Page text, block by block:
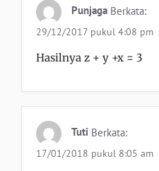
Punjaga Berkata:
29/12/2017 pukul 4:08 pm
Hasilnya z + y +x = 3
Tuti Berkata:
17/01/2018 pukul 8:05 am